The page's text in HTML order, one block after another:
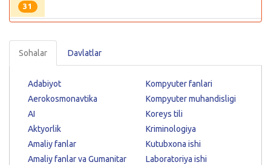
31
Sohalar Davlatlar
Adabiyot
Aerokosmonavtika
AI
Aktyorlik
Amaliy fanlar
Amaliy fanlar va Gumanitar
Kompyuter fanlari
Kompyuter muhandisligi
Koreys tili
Kriminologiya
Kutubxona ishi
Laboratoriya ishi